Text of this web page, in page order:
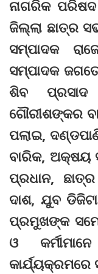
ନାଗରିକ
ଜିଲ୍ଲା ଛାତ୍ର
ସମ୍ପାଦକ
ସମ୍ପାଦକ
ଶିବ ପ୍ରସାଦ
ଗୌରୀଶଙ୍କର
ପଲାଇ,
ବାରିକ, ଅକ୍ଷୟ
ପ୍ରଧାନ,
ଦାଶ, ଯୁବ
ପ୍ରମୁଖଙ୍କ
ଓ
କାର୍ଯ୍ୟକ୍ରମରେ